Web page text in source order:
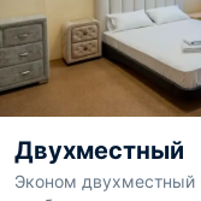
Двухместный
Эконом двухместный